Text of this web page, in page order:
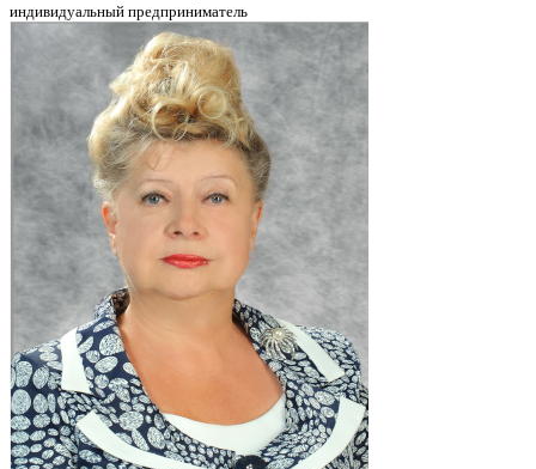
индивидуальный предприниматель